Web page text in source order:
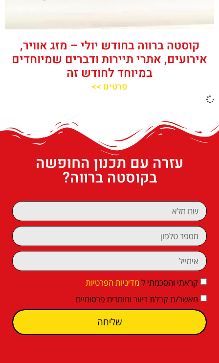
קוסטה ברווה בחודש יולי – מזג אוויר,
אירועים, אתרי תיירות ודברים שמיוחדים
במיוחד לחודש זה
פרטים >>
עזרה עם תכנון החופשה
בקוסטה ברווה?
קראתי והסכמתי ל מדיניות הפרטיות
מאשר/ת קבלת דיוור וחומרים פרסומיים
שליחה